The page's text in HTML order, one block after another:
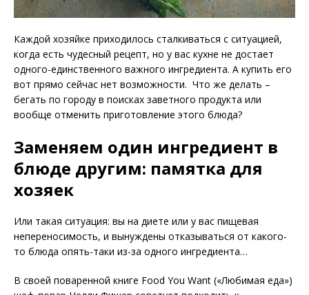
Каждой хозяйке приходилось сталкиваться с ситуацией,
когда есть чудесный рецепт, но у вас кухне не достает
одного-единственного важного ингредиента. А купить его
вот прямо сейчас нет возможности. Что же делать –
бегать по городу в поисках заветного продукта или
вообще отменить приготовление этого блюда?
Заменяем один ингредиент в
блюде другим: памятка для
хозяек
Или такая ситуация: вы на диете или у вас пищевая
непереносимость, и вынуждены отказываться от какого-
то блюда опять-таки из-за одного ингредиента…
В своей поваренной книге Food You Want («Любимая еда»)